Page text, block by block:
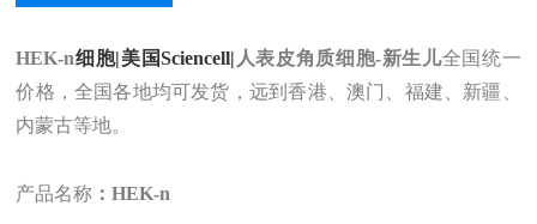
HEK-n细胞|美国Sciencell| 人表皮角质细胞-新生儿全国统一
价格，全国各地均可发货，远到香港、澳门、福建、新疆、
内蒙古等地。
产品名称 ：HEK-n